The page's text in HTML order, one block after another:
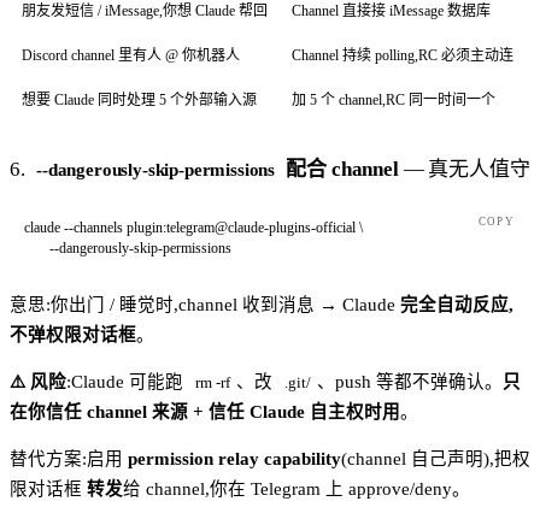
朋友发短信 / iMessage,你想 Claude 帮回 Channel 直接接 iMessage 数据库
Discord channel 里有人 @ 你机器人 Channel 持续 polling,RC 必须主动连
想要 Claude 同时处理 5 个外部输入源 加 5 个 channel,RC 同一时间一个
6. --dangerously-skip-permissions 配合 channel— 真无人值守
claude --channels plugin:telegram@claude-plugins-official \
       --dangerously-skip-permissions
COPY
意思:你出门 / 睡觉时,channel 收到消息 → Claude 完全自动反应,
不弹权限对话框。
⚠️ 风险:Claude 可能跑 rm -rf 、改 .git/ 、push 等都不弹确认。
只
在你信任 channel 来源 + 信任 Claude 自主权时用。
替代方案:启用 permission relay capability(channel 自己声明),把权
限对话框 转发给 channel,你在 Telegram 上 approve/deny。